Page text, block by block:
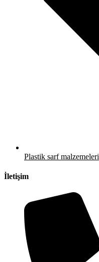
Plastik sarf malzemeleri
İletişim